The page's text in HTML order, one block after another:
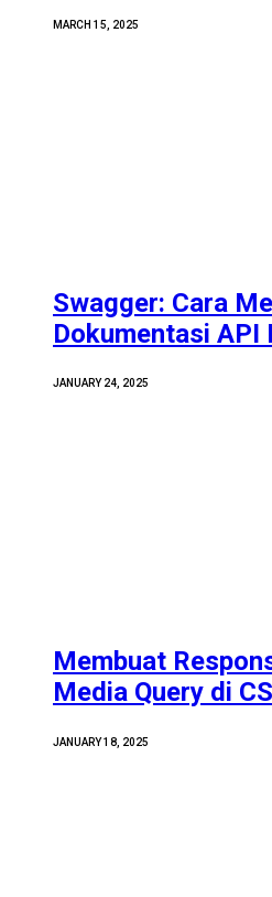
MARCH 15, 2025
Swagger: Cara
Dokumentasi API
JANUARY 24, 2025
Membuat
Media Query di
JANUARY 18, 2025